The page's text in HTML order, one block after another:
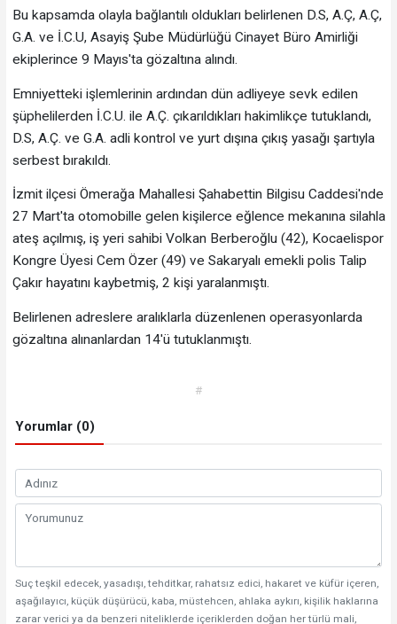
Bu kapsamda olayla bağlantılı oldukları belirlenen D.S, A.Ç, A.Ç,
G.A. ve İ.C.U, Asayiş Şube Müdürlüğü Cinayet Büro Amirliği
ekiplerince 9 Mayıs'ta gözaltına alındı.
Emniyetteki işlemlerinin ardından dün adliyeye sevk edilen
şüphelilerden İ.C.U. ile A.Ç. çıkarıldıkları hakimlikçe tutuklandı,
D.S, A.Ç. ve G.A. adli kontrol ve yurt dışına çıkış yasağı şartıyla
serbest bırakıldı.
İzmit ilçesi Ömerağa Mahallesi Şahabettin Bilgisu Caddesi'nde
27 Mart'ta otomobille gelen kişilerce eğlence mekanına silahla
ateş açılmış, iş yeri sahibi Volkan Berberoğlu (42), Kocaelispor
Kongre Üyesi Cem Özer (49) ve Sakaryalı emekli polis Talip
Çakır hayatını kaybetmiş, 2 kişi yaralanmıştı.
Belirlenen adreslere aralıklarla düzenlenen operasyonlarda
gözaltına alınanlardan 14'ü tutuklanmıştı.
#
Yorumlar (0)
Suç teşkil edecek, yasadışı, tehditkar, rahatsız edici, hakaret ve küfür içeren,
aşağılayıcı, küçük düşürücü, kaba, müstehcen, ahlaka aykırı, kişilik haklarına
zarar verici ya da benzeri niteliklerde içeriklerden doğan her türlü mali,